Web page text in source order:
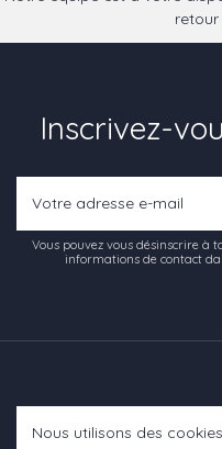
Inscrivez-
Vous pouvez vous désinscrire à
informations de contact
Informations
Nous utilisons des